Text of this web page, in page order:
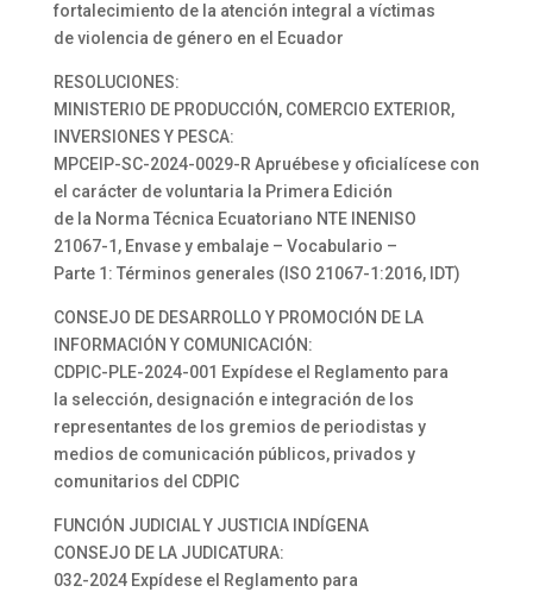
fortalecimiento de la atención integral a víctimas
de violencia de género en el Ecuador
RESOLUCIONES:
MINISTERIO DE PRODUCCIÓN, COMERCIO EXTERIOR,
INVERSIONES Y PESCA:
MPCEIP-SC-2024-0029-R Apruébese y oficialícese con
el carácter de voluntaria la Primera Edición
de la Norma Técnica Ecuatoriano NTE INENISO
21067-1, Envase y embalaje – Vocabulario –
Parte 1: Términos generales (ISO 21067-1:2016, IDT)
CONSEJO DE DESARROLLO Y PROMOCIÓN DE LA
INFORMACIÓN Y COMUNICACIÓN:
CDPIC-PLE-2024-001 Expídese el Reglamento para
la selección, designación e integración de los
representantes de los gremios de periodistas y
medios de comunicación públicos, privados y
comunitarios del CDPIC
FUNCIÓN JUDICIAL Y JUSTICIA INDÍGENA
CONSEJO DE LA JUDICATURA:
032-2024 Expídese el Reglamento para